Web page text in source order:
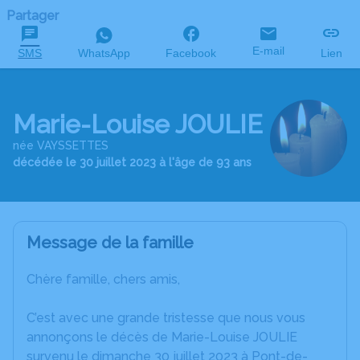
Partager
SMS WhatsApp Facebook E-mail Lien
Marie-Louise JOULIE
née VAYSSETTES
décédée le 30 juillet 2023 à l'âge de 93 ans
Message de la famille
Chère famille, chers amis,
C’est avec une grande tristesse que nous vous
annonçons le décès de Marie-Louise JOULIE
survenu le dimanche 30 juillet 2023 à Pont-de-